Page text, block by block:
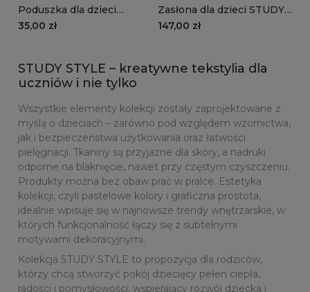
Poduszka dla dzieci
STUDY STYLE wzór TN01 |
35,00 zł
Zasłona dla dzieci STUDY
STYLE wzór TN01 | zeszyt
147,00 zł
STUDY STYLE – kreatywne tekstylia dla
uczniów i nie tylko
Wszystkie elementy kolekcji zostały zaprojektowane z
myślą o dzieciach – zarówno pod względem wzornictwa,
jak i bezpieczeństwa użytkowania oraz łatwości
pielęgnacji. Tkaniny są przyjazne dla skóry, a nadruki
odporne na blaknięcie, nawet przy częstym czyszczeniu.
Produkty można bez obaw prać w pralce. Estetyka
kolekcji, czyli pastelowe kolory i graficzna prostota,
idealnie wpisuje się w najnowsze trendy wnętrzarskie, w
których funkcjonalność łączy się z subtelnymi
motywami dekoracyjnymi.
Kolekcja STUDY STYLE to propozycja dla rodziców,
którzy chcą stworzyć pokój dziecięcy pełen ciepła,
radości i pomysłowości, wspierający rozwój dziecka i